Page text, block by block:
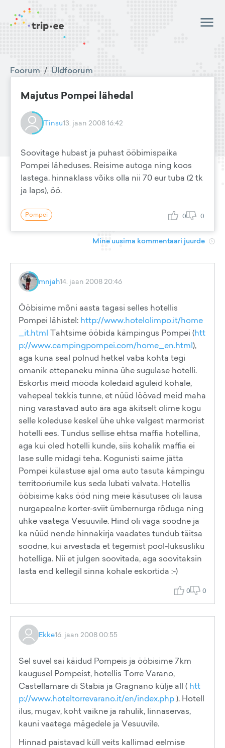
Foorum / Üldfoorum
Majutus Pompei lähedal
Tinsu13. jaan 2008 16:42
Soovitage hubast ja puhast ööbimispaika
Pompei läheduses. Reisime autoga ning koos
lastega. hinnaklass võiks olla nii 70 eur tuba (2 tk
ja laps), öö.
Pompei 0 0
Mine uusima kommentaari juurde
mnjah14. jaan 2008 20:46
Ööbisime mõni aasta tagasi selles hotellis
Pompei lähistel: http://www.hotelolimpo.it/home
_it.html Tahtsime ööbida kämpingus Pompei (htt
p://www.campingpompei.com/home_en.html),
aga kuna seal polnud hetkel vaba kohta tegi
omanik ettepaneku minna ühe sugulase hotelli.
Eskortis meid mööda koledaid aguleid kohale,
vahepeal tekkis tunne, et nüüd löövad meid maha
ning varastavad auto ära aga äkitselt olime kogu
selle koleduse keskel ühe uhke valgest marmorist
hotelli ees. Tundus sellise ehtsa maffia hotellina,
aga kui oled hotelli kunde, siis kohalik maffia ei
lase sulle midagi teha. Kogunisti saime jätta
Pompei külastuse ajal oma auto tasuta kämpingu
territooriumile kus seda lubati valvata. Hotellis
ööbisime kaks ööd ning meie käsutuses oli lausa
nurgapealne korter-sviit ümbernurga rõduga ning
uhke vaatega Vesuuvile. Hind oli väga soodne ja
ka nüüd nende hinnakirja vaadates tundub täitsa
soodne, kui arvestada et tegemist pool-luksusliku
hotelliga. Nii et julgen soovitada, aga soovitaksin
lasta end kellegil sinna kohale eskortida :-)
0 0
Ekke16. jaan 2008 00:55
Sel suvel sai käidud Pompeis ja ööbisime 7km
kaugusel Pompeist, hotellis Torre Varano,
Castellamare di Stabia ja Gragnano külje all ( htt
p://www.hoteltorrevarano.it/en/index.php). Hotell
ilus, mugav, koht vaikne ja rahulik, linnaservas,
kauni vaatega mägedele ja Vesuuvile.
Hinnad paistavad küll veits kallimad eelmise